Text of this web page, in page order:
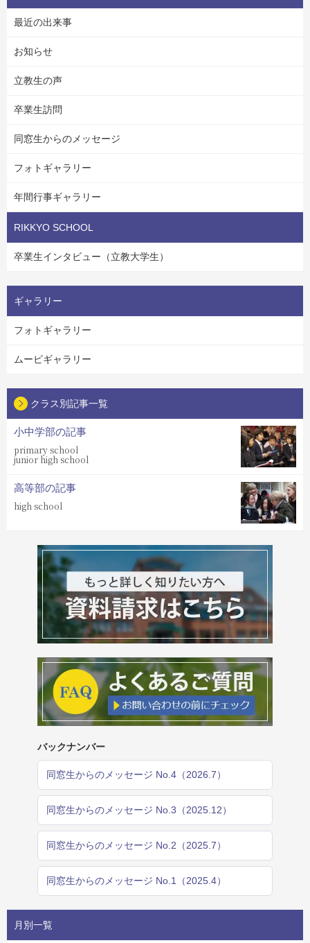
最近の出来事
お知らせ
立教生の声
卒業生訪問
同窓生からのメッセージ
フォトギャラリー
年間行事ギャラリー
RIKKYO SCHOOL
卒業生インタビュー（立教大学生）
ギャラリー
フォトギャラリー
ムービギャラリー
クラス別記事一覧
小中学部の記事
primary school
junior high school
高等部の記事
high school
バックナンバー
同窓生からのメッセージ No.4（2026.7）
同窓生からのメッセージ No.3（2025.12）
同窓生からのメッセージ No.2（2025.7）
同窓生からのメッセージ No.1（2025.4）
月別一覧